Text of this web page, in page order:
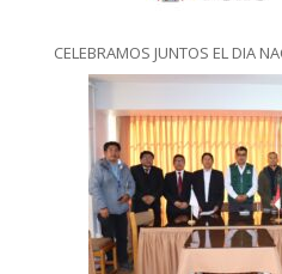
CELEBRAMOS JUNTOS EL DIA